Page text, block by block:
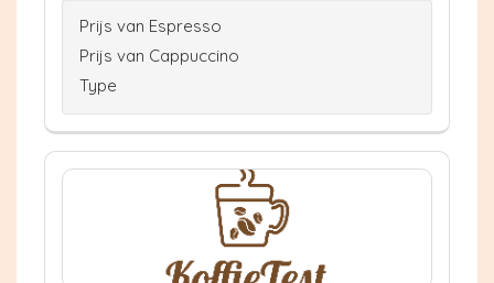
Prijs van Espresso
Prijs van Cappuccino
Type